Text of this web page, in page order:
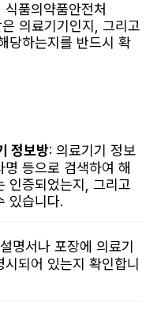
품의약품안전처
의료기기인지, 그리고
당하는지를 반드시 확
정보방: 의료기기 정보
등으로 검색하여 해
인증되었는지, 그리고
있습니다.
명서나 포장에 의료기
되어 있는지 확인합니